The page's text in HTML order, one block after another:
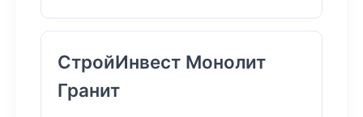
СтройИнвест Монолит
Гранит